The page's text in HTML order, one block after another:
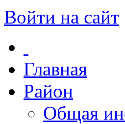
Войти на сайт
Главная
Район
Общая